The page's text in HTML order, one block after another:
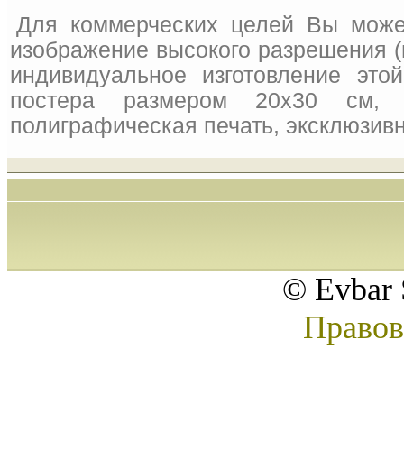
Для коммерческих целей Вы
изображение высокого
индивидуальное изготовление
постера размером 20x30 см,
полиграфическая печать,
© Evbar